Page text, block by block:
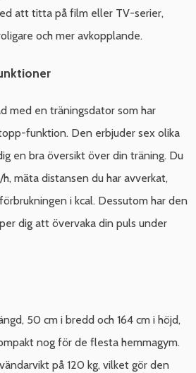
att titta på film eller TV-serier,
och mer avkopplande.
med en träningsdator som har
funktion. Den erbjuder sex olika
en bra översikt över din träning. Du
mäta distansen du har avverkat,
i kcal. Dessutom har den
dig att övervaka din puls under
50 cm i bredd och 164 cm i höjd,
nog för de flesta hemmagym.
på 120 kg, vilket gör den